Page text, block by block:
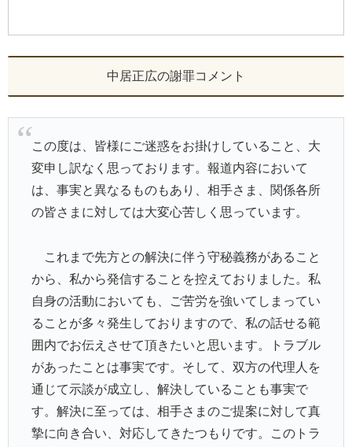
中居正広の謝罪コメント
この度は、皆様にご迷惑をお掛けしていること、大
変申し訳なく思っております。報道内容において
は、事実と異なるものもあり、相手さま、関係各所
の皆さまに対しては大変心苦しく思っています。
これまで先方との解決に伴う守秘義務があること
から、私から発信することを控えておりました。私
自身の活動においても、ご苦労を強いてしまってい
ることが多々発生しておりますので、私の話せる範
囲内でお伝えさせて頂きたいと思います。トラブル
があったことは事実です。そして、双方の代理人を
通じて示談が成立し、解決していることも事実で
す。解決に至っては、相手さまのご提案に対して真
摯に向き合い、対応してきたつもりです。このトラ